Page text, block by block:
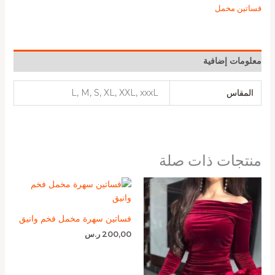
فساتين مخمل
معلومات إضافية
المقاس L, M, S, XL, XXL, xxxL
منتجات ذات صلة
فساتين سهرة مخمل فخم وانيق
200,00 ر.س